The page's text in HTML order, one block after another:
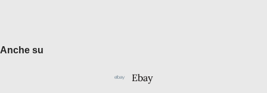
Anche su
Ebay